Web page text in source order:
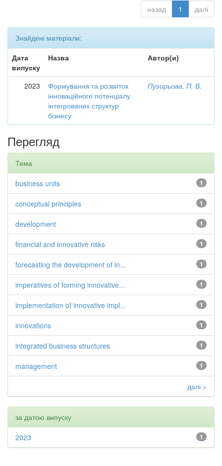
назад 1 далі
Знайдені матеріали:
Дата
випуску
Назва Автор(и)
2023
Формування та розвиток
інноваційного потенціалу
інтегрованих структур
бізнесу
Пузирьова, П. В.
Перегляд
Тема
1
business units
1
conceptual principles
1
development
1
financial and innovative risks
1
forecasting the development of in...
1
imperatives of forming innovative...
1
implementation of innovative impl...
1
innovations
1
integrated business structures
1
management
далі >
за датою випуску
1
2023